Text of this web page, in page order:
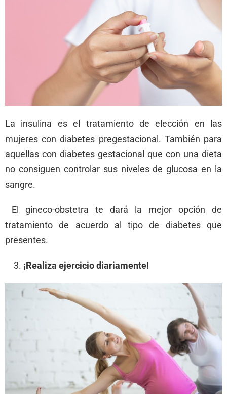
La insulina es el tratamiento de elección en las
mujeres con diabetes pregestacional. También para
aquellas con diabetes gestacional que con una dieta
no consiguen controlar sus niveles de glucosa en la
sangre.
El gineco-obstetra te dará la mejor opción de
tratamiento de acuerdo al tipo de diabetes que
presentes.
¡Realiza ejercicio diariamente!